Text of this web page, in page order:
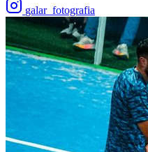
galar_fotografia